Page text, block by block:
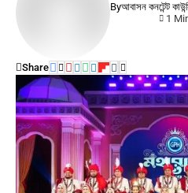
Byআবাসন কনটেন্ট
1
Share